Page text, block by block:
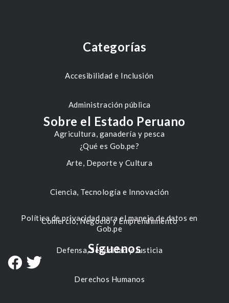
Categorías
Accesibilidad e Inclusión
Administración pública
Agricultura, ganadería y pesca
Arte, Deporte y Cultura
Ciencia, Tecnología e Innovación
Comercio, Negocio y Emprendimiento
Defensa, Seguridad y Justicia
Derechos Humanos
Sobre el Estado Peruano
¿Qué es Gob.pe?
Política de privacidad para el manejo de datos en
Gob.pe
Síguenos